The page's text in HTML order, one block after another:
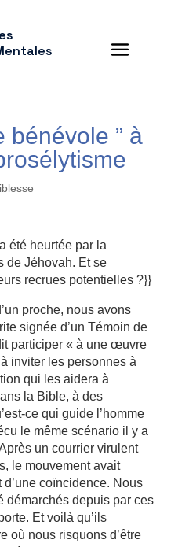
bénévole ” à
été heurtée par la
de Jéhovah. Et se
recrues potentielles ?}}
proche, nous avons
signée d’un Témoin de
participer « à une œuvre
inviter les personnes à
qui les aidera à
la Bible, à des
ce qui guide l’homme
le même scénario il y a
un courrier virulent
le mouvement avait
d’une coïncidence. Nous
démarchés depuis par ces
Et voilà qu’ils
où nous risquons d’être